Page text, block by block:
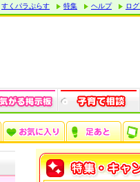
すくパラぷらす 特集 ヘルプ ロ